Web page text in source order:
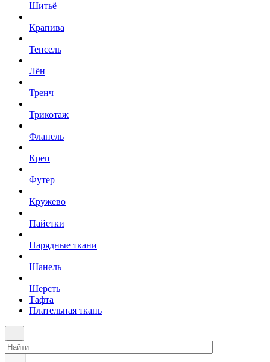
Шитьё
Крапива
Тенсель
Лён
Тренч
Трикотаж
Фланель
Креп
Футер
Кружево
Пайетки
Нарядные ткани
Шанель
Шерсть
Тафта
Плательная ткань